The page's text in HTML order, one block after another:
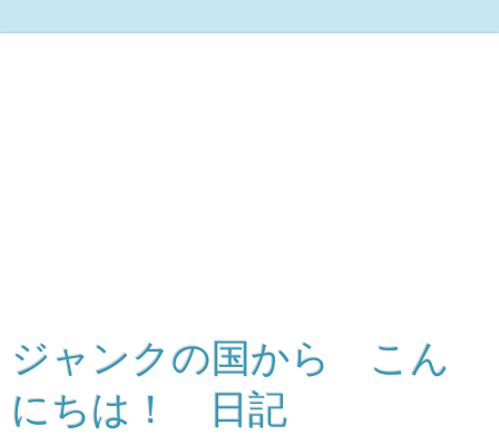
ジャンクの国から こん
にちは！ 日記